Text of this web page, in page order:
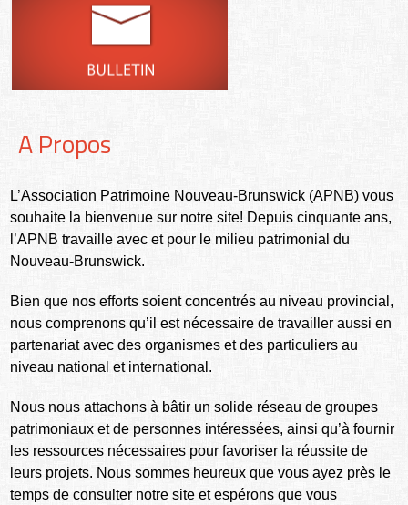
A Propos
L’Association Patrimoine Nouveau-Brunswick (APNB) vous
souhaite la bienvenue sur notre site! Depuis cinquante ans,
l’APNB travaille avec et pour le milieu patrimonial du
Nouveau-Brunswick.
Bien que nos efforts soient concentrés au niveau provincial,
nous comprenons qu’il est nécessaire de travailler aussi en
partenariat avec des organismes et des particuliers au
niveau national et international.
Nous nous attachons à bâtir un solide réseau de groupes
patrimoniaux et de personnes intéressées, ainsi qu’à fournir
les ressources nécessaires pour favoriser la réussite de
leurs projets. Nous sommes heureux que vous ayez près le
temps de consulter notre site et espérons que vous